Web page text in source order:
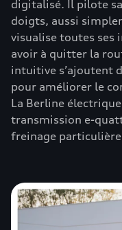
digitalisé. Il pilote
doigts, aussi
visualise toutes ses
avoir à quitter la
intuitive s’ajoutent
pour améliorer le
La Berline
transmission e-
freinage